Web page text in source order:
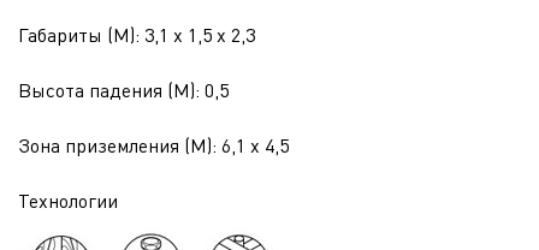
Габариты (М): 3,1 x 1,5 x 2,3
Высота падения (М): 0,5
Зона приземления (М): 6,1 x 4,5
Технологии